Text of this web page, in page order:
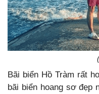
Bãi biển Hồ Tràm rất
bãi biển hoang sơ đẹp